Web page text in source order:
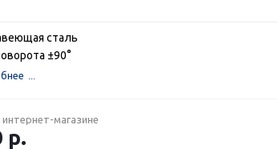
сталь
±90°
магазине
р.